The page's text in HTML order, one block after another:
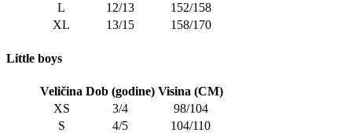
L
12/13
152/158
XL
13/15 158/170
Little boys
Veličina Dob (godine) Visina (CM)
XS
3/4
98/104
S
4/5
104/110